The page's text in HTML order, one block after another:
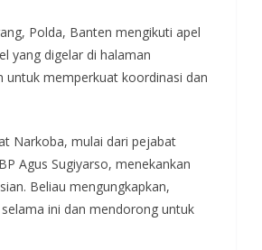
Polda, Banten mengikuti apel
yang digelar di halaman
untuk memperkuat koordinasi dan
Narkoba, mulai dari pejabat
Agus Sugiyarso, menekankan
Beliau mengungkapkan,
ini dan mendorong untuk